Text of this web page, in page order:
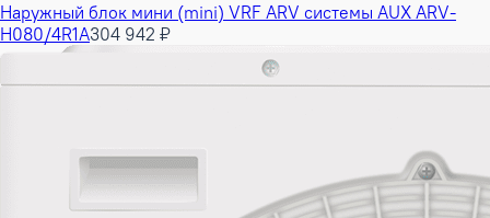
Наружный блок мини (mini) VRF ARV системы AUX ARV-
H080/4R1A304 942 ₽